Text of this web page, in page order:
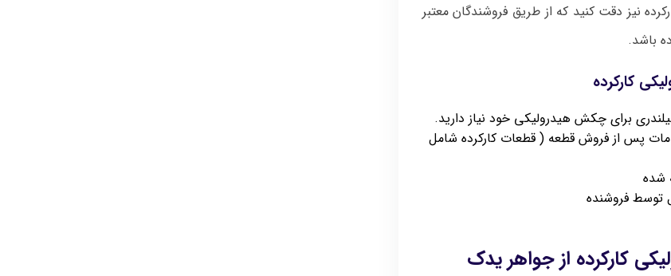
نیز دقت کنید که از طریق فروشندگان معتبر
باشد.
کارکرده
برای چکش هیدرولیکی خود نیاز دارید.
پس از فروش قطعه ( قطعات کارکرده شامل
شده
توسط فروشنده
کارکرده از جواهر یدک